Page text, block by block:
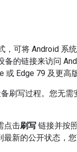
，可将 Android 系
备的链接来访问
或 Edge 79 及更高
刷写过程。您无
点击刷写 链接并按
最新的公开状态，